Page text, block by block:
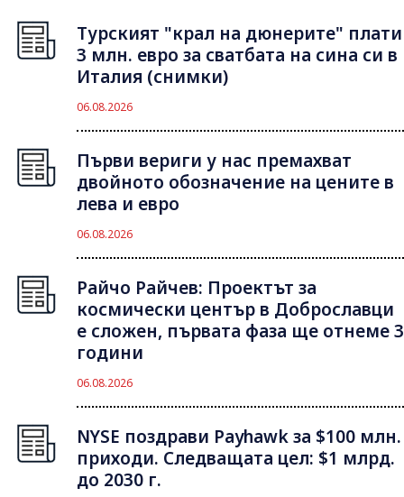
Турският "крал на дюнерите" плати
3 млн. евро за сватбата на сина си в
Италия (снимки)
06.08.2026
Първи вериги у нас премахват
двойното обозначение на цените в
лева и евро
06.08.2026
Райчо Райчев: Проектът за
космически център в Доброславци
е сложен, първата фаза ще отнеме 3
години
06.08.2026
NYSE поздрави Payhawk за $100 млн.
приходи. Следващата цел: $1 млрд.
до 2030 г.